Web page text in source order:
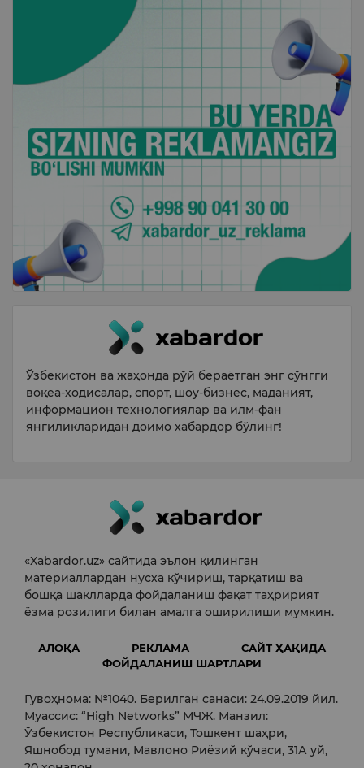
Ўзбекистон ва жаҳонда рўй бераётган энг сўнгги
воқеа-ҳодисалар, спорт, шоу-бизнес, маданият,
информацион технологиялар ва илм-фан
янгиликларидан доимо хабардор бўлинг!
«Xabardor.uz» сайтида эълон қилинган
материаллардан нусха кўчириш, тарқатиш ва
бошқа шаклларда фойдаланиш фақат таҳририят
ёзма розилиги билан амалга оширилиши мумкин.
АЛОҚА РЕКЛАМА
САЙТ ҲАҚИДА
ФОЙДАЛАНИШ ШАРТЛАРИ
Гувоҳнома: №1040. Берилган санаси: 24.09.2019 йил.
Муассис: “High Networks” МЧЖ. Манзил:
Ўзбекистон Республикаси, Тошкент шаҳри,
Яшнобод тумани, Мавлоно Риёзий кўчаси, 31А уй,